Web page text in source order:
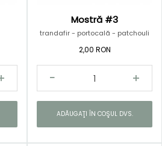
Mostră #3
trandafir - portocală - patchouli
2,00 RON
ADĂUGAŢI ÎN COŞUL DVS.